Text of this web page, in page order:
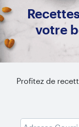
votre
Profitez de